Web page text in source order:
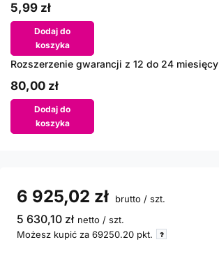
5,99 zł
Dodaj do
koszyka
Rozszerzenie gwarancji z 12 do 24 miesięcy
80,00 zł
Dodaj do
koszyka
6 925,02 zł brutto / szt.
5 630,10 zł netto / szt.
Możesz kupić za 69250.20 pkt.